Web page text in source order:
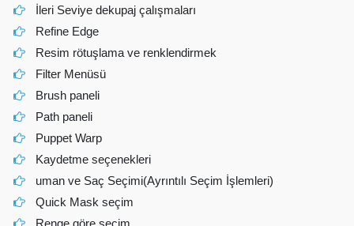
İleri Seviye dekupaj çalışmaları
Refine Edge
Resim rötuşlama ve renklendirmek
Filter Menüsü
Brush paneli
Path paneli
Puppet Warp
Kaydetme seçenekleri
uman ve Saç Seçimi(Ayrıntılı Seçim İşlemleri)
Quick Mask seçim
Renge göre seçim